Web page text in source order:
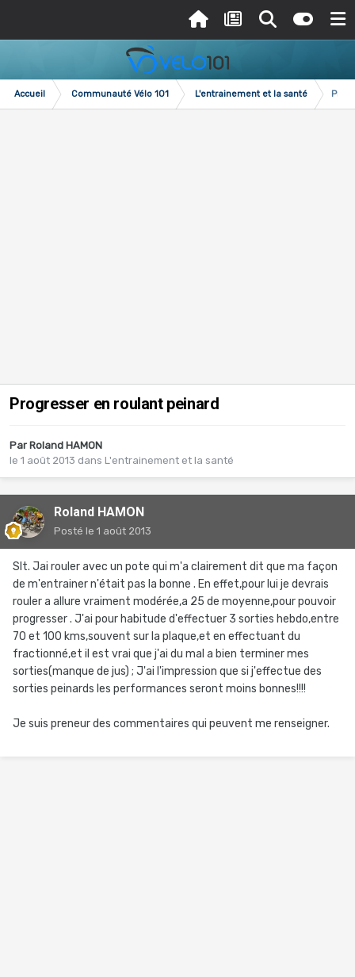
Accueil Communauté Vélo 101 L'entrainement et la santé
Progresser en roulant peinard
Par Roland HAMON
le 1 août 2013 dans L'entrainement et la santé
Roland HAMON
Posté le 1 août 2013
Slt. Jai rouler avec un pote qui m'a clairement dit que ma façon
de m'entrainer n'était pas la bonne . En effet,pour lui je devrais
rouler a allure vraiment modérée,a 25 de moyenne,pour pouvoir
progresser . J'ai pour habitude d'effectuer 3 sorties hebdo,entre
70 et 100 kms,souvent sur la plaque,et en effectuant du
fractionné,et il est vrai que j'ai du mal a bien terminer mes
sorties(manque de jus) ; J'ai l'impression que si j'effectue des
sorties peinards les performances seront moins bonnes!!!!
Je suis preneur des commentaires qui peuvent me renseigner.